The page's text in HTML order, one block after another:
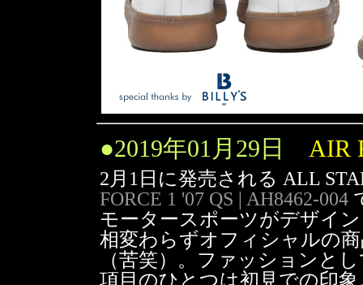
●2019年01月29日 AIR
2月1日に発売される ALL
FORCE 1 '07 QS | AH8462-004
モータースポーツがデザイ
相変わらずオフィシャルの
（苦笑）。ファッションと
項目のひとつは初見での印